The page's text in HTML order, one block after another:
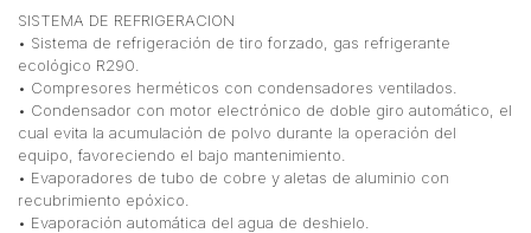
SISTEMA DE REFRIGERACION
• Sistema de refrigeración de tiro forzado, gas refrigerante
ecológico R290.
• Compresores herméticos con condensadores ventilados.
• Condensador con motor electrónico de doble giro automático, el
cual evita la acumulación de polvo durante la operación del
equipo, favoreciendo el bajo mantenimiento.
• Evaporadores de tubo de cobre y aletas de aluminio con
recubrimiento epóxico.
• Evaporación automática del agua de deshielo.